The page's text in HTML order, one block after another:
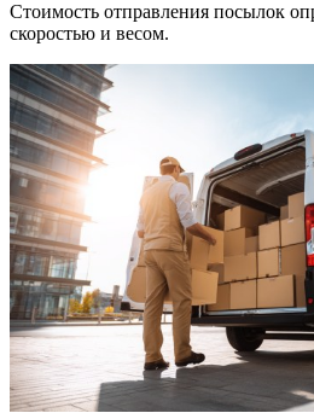
Стоимость отправления посылок
скоростью и весом.